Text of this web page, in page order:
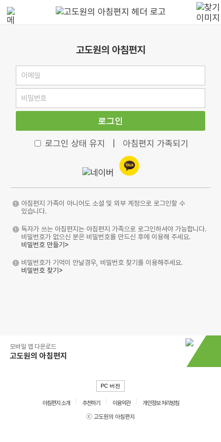
고도원의 아침편지
로그인
로그인 상태 유지 아침편지 가족되기
아침편지 가족이 아니어도 소셜 및 외부 계정으로 로그인할 수
있습니다.
독자가 쓰는 아침편지는 아침편지 가족으로 로그인하셔야 가능합니다.
비밀번호가 없으신 분은 비밀번호를 만드신 후에 이용해 주세요.
비밀번호 만들기>
비밀번호가 기억이 안날경우, 비밀번호 찾기를 이용해주세요.
비밀번호 찾기>
모바일 앱 다운로드
고도원의 아침편지
PC 버전
아침편지 소개 추천하기 이용약관
개인정보 처리방침
ⓒ 고도원의 아침편지